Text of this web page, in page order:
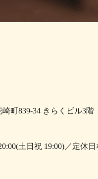
町839-34 きらくビル3階
土日祝 19:00)／定休日